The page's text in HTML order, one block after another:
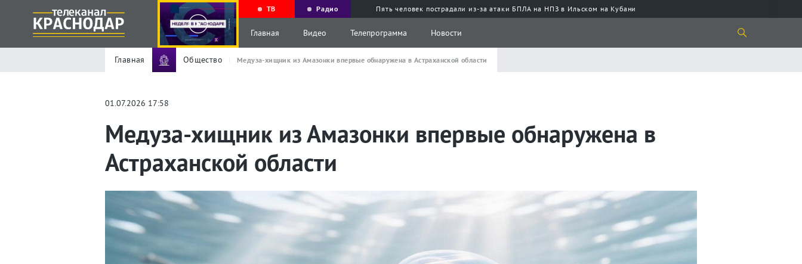
ТВ Радио Пять человек пострадали из-за атаки БПЛА на НПЗ в Ильском на Кубани
Главная Видео Телепрограмма Новости
Главная Общество Медуза-хищник из Амазонки впервые обнаружена в Астраханской области
01.07.2026 17:58
Медуза-хищник из Амазонки впервые обнаружена в
Астраханской области